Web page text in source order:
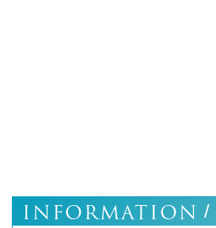
INFORMATION /